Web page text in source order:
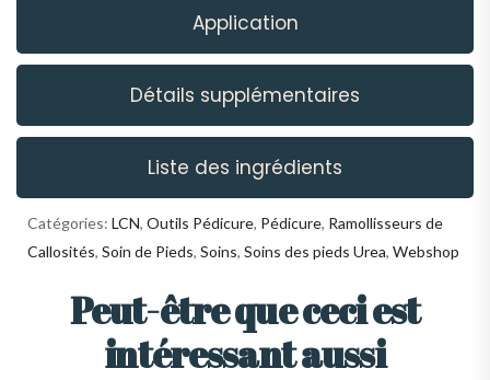
Application
Détails supplémentaires
Liste des ingrédients
Catégories: LCN, Outils Pédicure, Pédicure, Ramollisseurs de
Callosités, Soin de Pieds, Soins, Soins des pieds Urea, Webshop
Peut-être que ceci est
intéressant aussi